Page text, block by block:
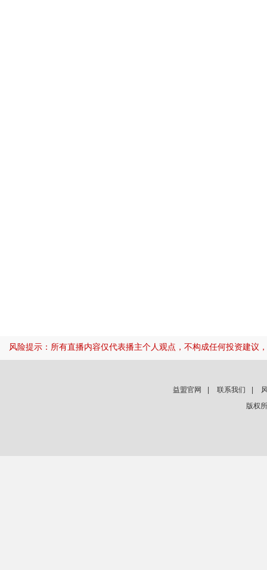
风险提示：所有直播内容仅代表播主个人观点，不构成任何投资建议
益盟官网 联系我们
版权